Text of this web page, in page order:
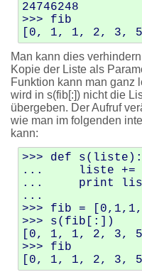
24746248
>>> fib
Man kann dies
Kopie der Liste als
Funktion kann man ganz
wird in s(fib[:]) nicht die
übergeben. Der Aufruf
wie man im folgenden
kann:
>>> def s(liste):
...     liste +=
...     print
...
>>> fib =
>>> s(fib[:])
[0, 1, 1, 2, 3,
>>> fib